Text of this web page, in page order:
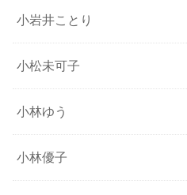
小岩井ことり
小松未可子
小林ゆう
小林優子